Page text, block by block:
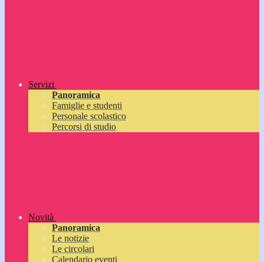
Servizi
Panoramica
Famiglie e studenti
Personale scolastico
Percorsi di studio
Novità
Panoramica
Le notizie
Le circolari
Calendario eventi